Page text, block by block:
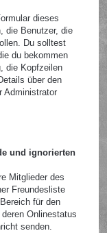
dieses
die Benutzer, die
Du solltest
du bekommen
die Kopfzeilen
über den
Administrator
und ignorierten
Mitglieder des
Freundesliste
für den
Onlinestatus
senden.